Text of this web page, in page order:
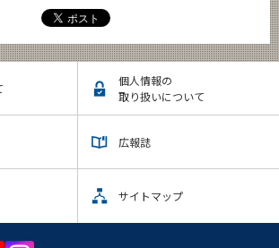
個人情報の
取り扱いについて
広報誌
サイトマップ